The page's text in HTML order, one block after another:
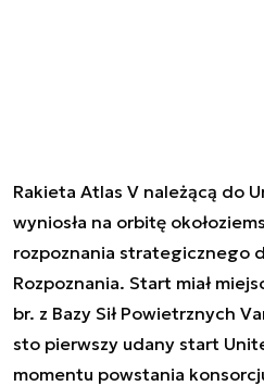
Rakieta Atlas V należącą do
wyniosła na orbitę
rozpoznania strategicznego
Rozpoznania. Start miał
br. z Bazy Sił Powietrznych
sto pierwszy udany start
momentu powstania